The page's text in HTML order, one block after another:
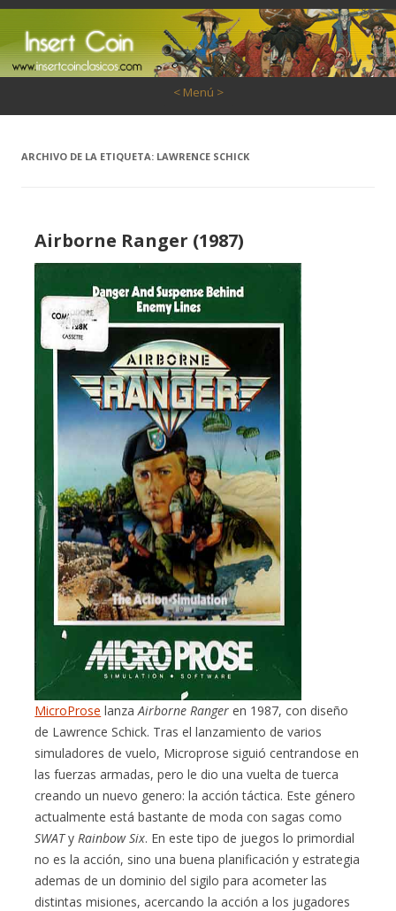
< Menú >
ARCHIVO DE LA ETIQUETA: LAWRENCE SCHICK
Airborne Ranger (1987)
MicroProse lanzaAirborne Ranger en 1987, con diseño
de Lawrence Schick. Tras el lanzamiento de varios
simuladores de vuelo, Microprose siguió centrandose en
las fuerzas armadas, pero le dio una vuelta de tuerca
creando un nuevo genero: la acción táctica. Este género
actualmente está bastante de moda con sagas como
SWATy Rainbow Six. En este tipo de juegos lo primordial
no es la acción, sino una buena planificación y estrategia
ademas de un dominio del sigilo para acometer las
distintas misiones, acercando la acción a los jugadores